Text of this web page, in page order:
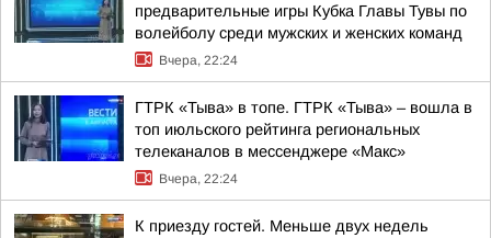
предварительные игры Кубка Главы Тувы по
волейболу среди мужских и женских команд
Вчера, 22:24
ГТРК «Тыва» в топе. ГТРК «Тыва» – вошла в
топ июльского рейтинга региональных
телеканалов в мессенджере «Макс»
Вчера, 22:24
К приезду гостей. Меньше двух недель